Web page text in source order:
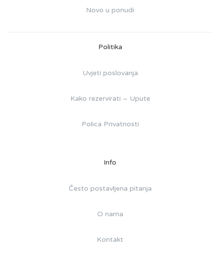
Novo u ponudi
Politika
Uvjeti poslovanja
Kako rezervirati – Upute
Polica Privatnosti
Info
Često postavljena pitanja
O nama
Kontakt